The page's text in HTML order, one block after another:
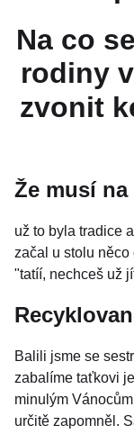
Na co
rodiny
zvonit
Že musí na
už to byla tradice
začal u stolu něco
"tatíí, nechceš už
Balili jsme se
zabalíme taťkovi
minulým
určitě zapomněl.